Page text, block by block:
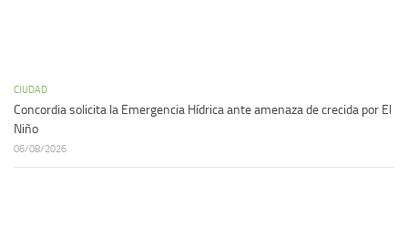
CIUDAD
Concordia solicita la Emergencia Hídrica ante amenaza de crecida por El
Niño
06/08/2026